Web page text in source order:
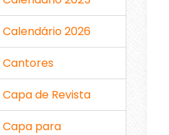
Calendário 2026
Cantores
Capa de Revista
Capa para